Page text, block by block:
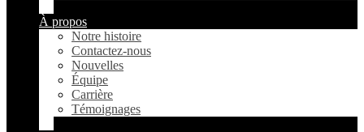
À propos
Notre histoire
Contactez-nous
Nouvelles
Équipe
Carrière
Témoignages